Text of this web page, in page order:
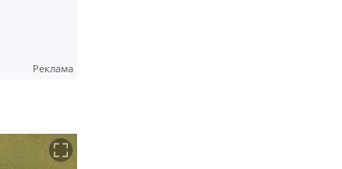
Реклама